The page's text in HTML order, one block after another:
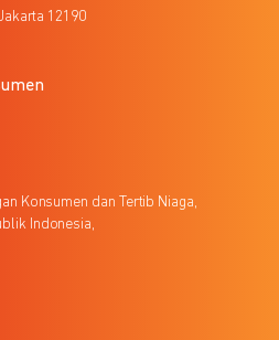
12190
Konsumen dan Tertib Niaga,
Indonesia,